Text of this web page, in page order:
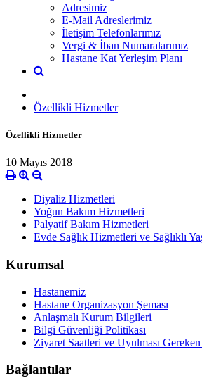
Adresimiz
E-Mail Adreslerimiz
İletişim Telefonlarımız
Vergi & İban Numaralarımız
Hastane Kat Yerleşim Planı
Özellikli Hizmetler
Özellikli Hizmetler
10 Mayıs 2018
Diyaliz Hizmetleri
Yoğun Bakım Hizmetleri
Palyatif Bakım Hizmetleri
Evde Sağlık Hizmetleri ve Sağlıklı
Kurumsal
Hastanemiz
Hastane Organizasyon Şeması
Anlaşmalı Kurum Bilgileri
Bilgi Güvenliği Politikası
Ziyaret Saatleri ve Uyulması
Bağlantılar